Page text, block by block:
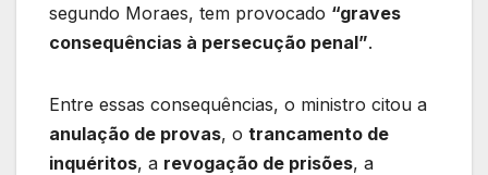
segundo Moraes, tem provocado “graves
consequências à persecução penal”.
Entre essas consequências, o ministro citou a
anulação de provas, o trancamento de
inquéritos, a revogação de prisões, a